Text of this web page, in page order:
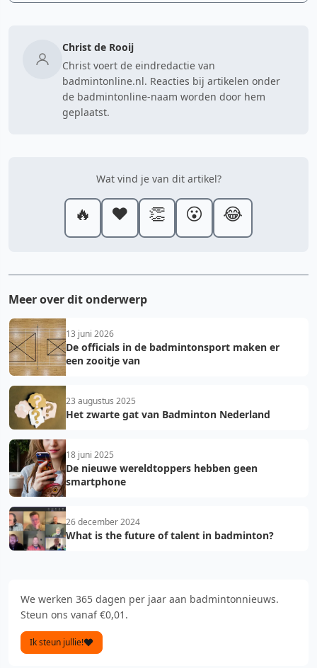
Christ de Rooij
Christ voert de eindredactie van
badmintonline.nl. Reacties bij artikelen onder
de badmintonline-naam worden door hem
geplaatst.
Wat vind je van dit artikel?
🔥 ❤️ 👏 😮 😂
Meer over dit onderwerp
13 juni 2026
De officials in de badmintonsport maken er
een zooitje van
23 augustus 2025
Het zwarte gat van Badminton Nederland
18 juni 2025
De nieuwe wereldtoppers hebben geen
smartphone
26 december 2024
What is the future of talent in badminton?
We werken 365 dagen per jaar aan badmintonnieuws.
Steun ons vanaf €0,01.
Ik steun jullie!